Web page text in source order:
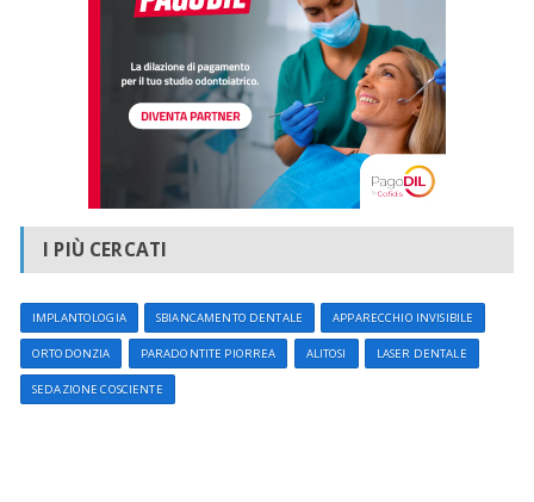
I PIÙ CERCATI
IMPLANTOLOGIA SBIANCAMENTO DENTALE APPARECCHIO INVISIBILE
ORTODONZIA PARADONTITE PIORREA ALITOSI LASER DENTALE
SEDAZIONE COSCIENTE